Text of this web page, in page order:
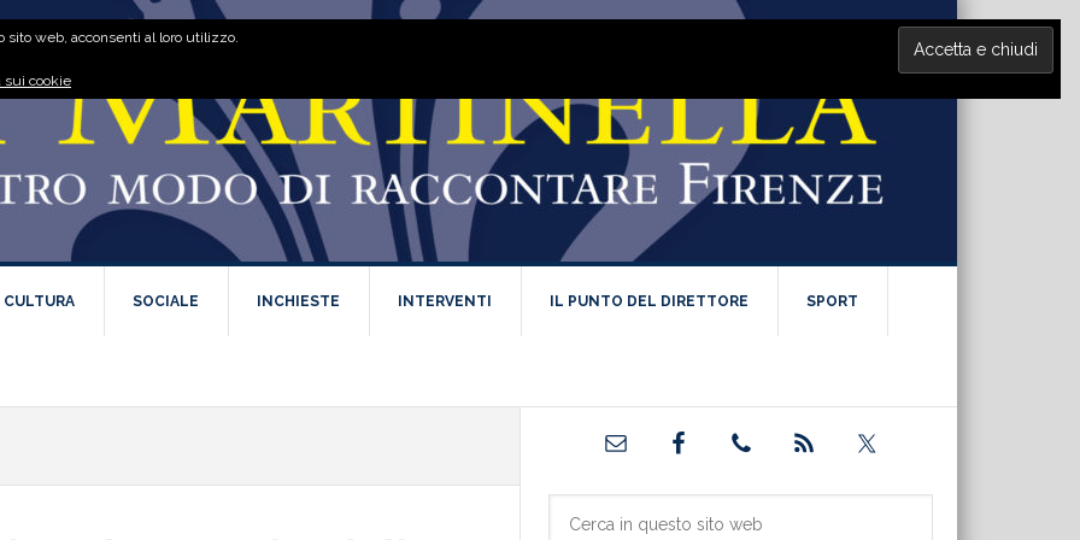
CULTURA SOCIALE INCHIESTE INTERVENTI IL PUNTO DEL DIRETTORE SPORT
Barra
primaria
web, acconsenti al loro utilizzo.
sui cookie